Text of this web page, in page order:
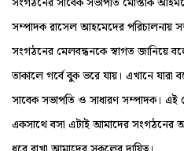
সম্পাদক রাসেল আহমেদের পরিচালনায়
সংগঠনের মেলবন্ধনকে স্বাগত জানিয়ে
তাকালে গর্বে বুক ভরে যায়। এখানে
সাবেক সভাপতি ও সাধারণ সম্পাদক। এই
একসাথে বসা এটাই আমাদের সংগঠনের